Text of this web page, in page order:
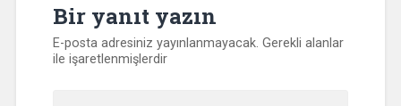
Bir yanıt yazın
E-posta adresiniz yayınlanmayacak. Gerekli alanlar
ile işaretlenmişlerdir